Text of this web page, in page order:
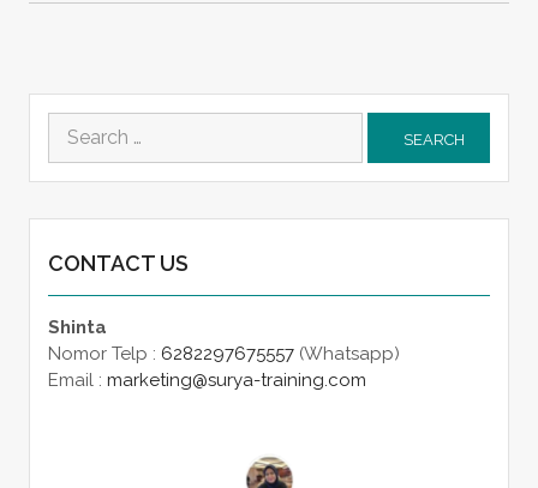
Search
for:
CONTACT US
Shinta
Nomor Telp : 6282297675557(Whatsapp)
Email : marketing@surya-training.com